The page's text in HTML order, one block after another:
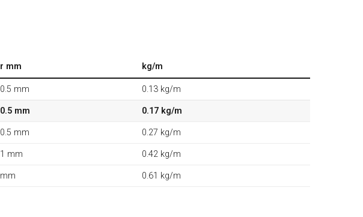
r mm kg/m
0.5 mm 0.13 kg/m
0.5 mm 0.17 kg/m
0.5 mm 0.27 kg/m
1 mm 0.42 kg/m
mm 0.61 kg/m